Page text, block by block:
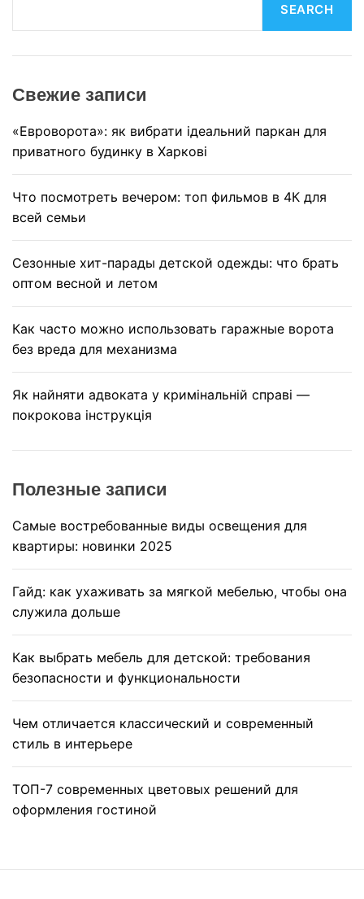
r
h
SEARCH
Свежие записи
«Евроворота»: як вибрати ідеальний паркан для
приватного будинку в Харкові
Что посмотреть вечером: топ фильмов в 4К для
всей семьи
Сезонные хит-парады детской одежды: что брать
оптом весной и летом
Как часто можно использовать гаражные ворота
без вреда для механизма
Як найняти адвоката у кримінальній справі —
покрокова інструкція
Полезные записи
Самые востребованные виды освещения для
квартиры: новинки 2025
Гайд: как ухаживать за мягкой мебелью, чтобы она
служила дольше
Как выбрать мебель для детской: требования
безопасности и функциональности
Чем отличается классический и современный
стиль в интерьере
ТОП-7 современных цветовых решений для
оформления гостиной